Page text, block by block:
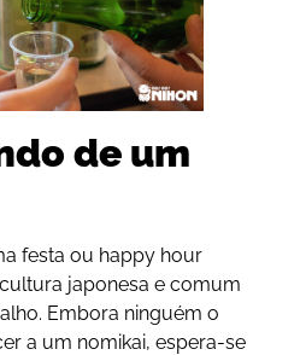
de um
festa ou happy hour
japonesa e comum
Embora ninguém o
a um nomikai, espera-se